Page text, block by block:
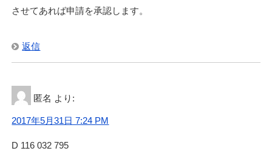
させてあれば申請を承認します。
返信
匿名 より:
2017年5月31日 7:24 PM
D 116 032 795